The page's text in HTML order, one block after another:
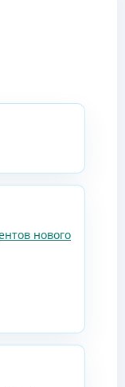
нового